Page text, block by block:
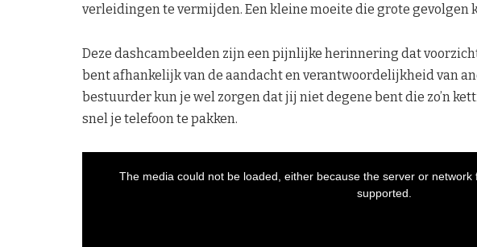
verleidingen te vermijden. Een kleine moeite die grote gevolgen
Deze dashcambeelden zijn een pijnlijke herinnering dat
bent afhankelijk van de aandacht en verantwoordelijkheid van
bestuurder kun je wel zorgen dat jij niet degene bent die zo’n
snel je telefoon te pakken.
The media could not be loaded, either because the server or
supported.